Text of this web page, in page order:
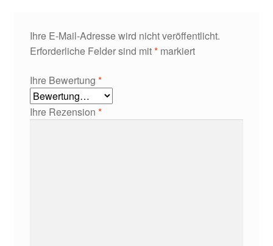
Ihre E-Mail-Adresse wird nicht veröffentlicht.
Erforderliche Felder sind mit*markiert
Ihre Bewertung *
Ihre Rezension *